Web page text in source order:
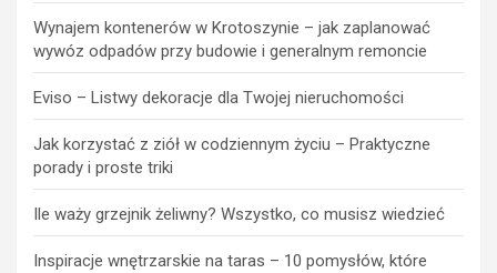
Wynajem kontenerów w Krotoszynie – jak zaplanować
wywóz odpadów przy budowie i generalnym remoncie
Eviso – Listwy dekoracje dla Twojej nieruchomości
Jak korzystać z ziół w codziennym życiu – Praktyczne
porady i proste triki
Ile waży grzejnik żeliwny? Wszystko, co musisz wiedzieć
Inspiracje wnętrzarskie na taras – 10 pomysłów, które